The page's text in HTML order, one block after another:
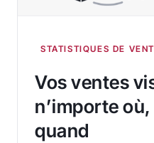
STATISTIQUES DE
Vos ventes
n’importe
quand